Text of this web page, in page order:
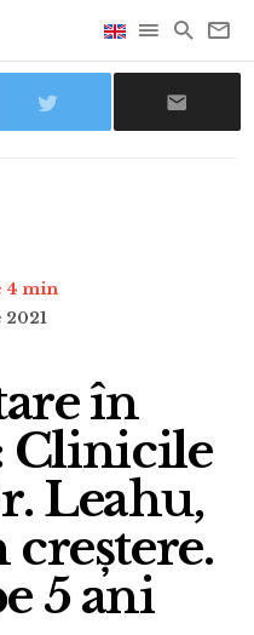
4 min
2021
în
Clinicile
Leahu,
creștere.
5 ani